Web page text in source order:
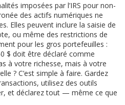
imposées par l’IRS pour non-
des actifs numériques ne
Elles peuvent inclure la saisie de
ou même des restrictions de
pour les gros portefeuilles :
$ doit être déclaré comme
à votre richesse, mais à votre
? C’est simple à faire. Gardez
utilisez des outils
et déclarez tout — même ce que